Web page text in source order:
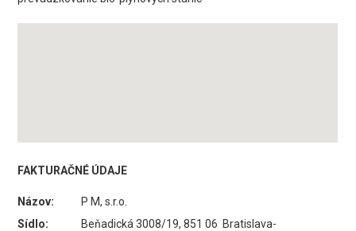
FAKTURAČNÉ ÚDAJE
Názov:
P M, s.r.o.
Sídlo:
Beňadická 3008/19, 851 06 Bratislava-